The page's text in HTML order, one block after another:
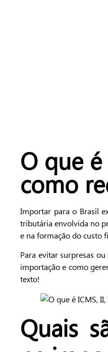
O que é
como
Importar para o Brasil
tributária envolvida no
e na formação do custo
Para evitar surpresas
importação e como
texto!
Quais